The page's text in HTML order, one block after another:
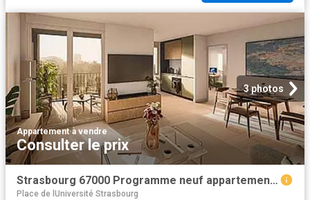
3 photos
Appartement·à vendre
Consulter le prix
Strasbourg 67000 Programme neuf appartement neuf à vendre t4 TVA 5,5%
Place de lUniversité Strasbourg